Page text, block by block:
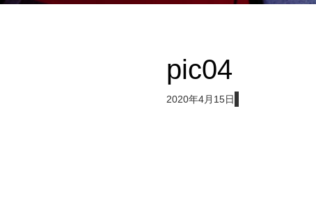
pic04
2020年4月15日